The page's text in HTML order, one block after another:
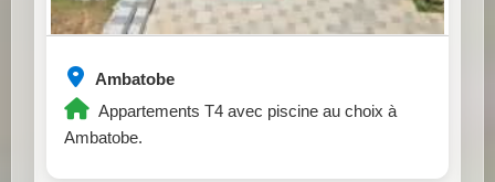
Ambatobe
Appartements T4 avec piscine au choix à
Ambatobe.